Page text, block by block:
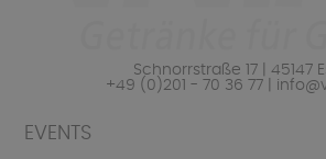
Schnorrstraße 17 | 45147
+49 (0)201 - 70 36 77 |
EVENTS